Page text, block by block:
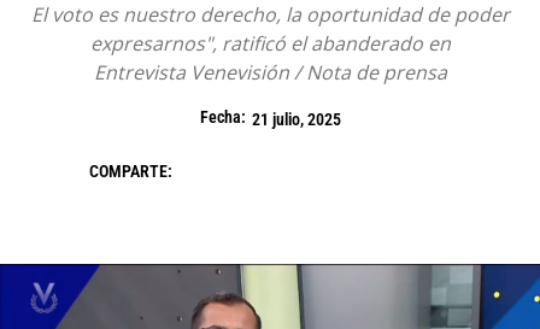
El voto es nuestro derecho, la oportunidad de poder
expresarnos", ratificó el abanderado en
Entrevista Venevisión / Nota de prensa
Fecha: 21 julio, 2025
COMPARTE: